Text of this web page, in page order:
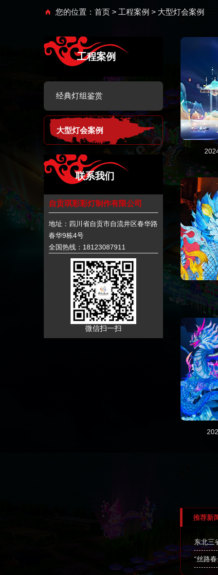
您的位置： 首页 > 工程案例 > 大型灯会案例
工程案例
经典灯组鉴赏
大型灯会案例
联系我们
自贡琪彩彩灯制作有限公司
地址：四川省自贡市自流井区春华路
春华9栋4号
全国热线：18123087911
微信扫一扫
推荐新
东北三
“丝路